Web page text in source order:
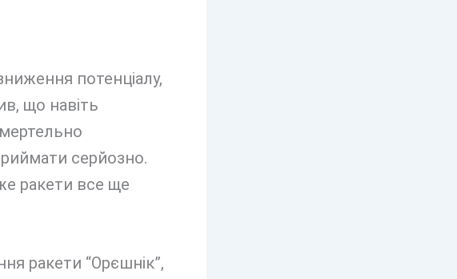
потенціалу,
що навіть
серйозно.
ракети все ще
ракети “Орєшнік”,